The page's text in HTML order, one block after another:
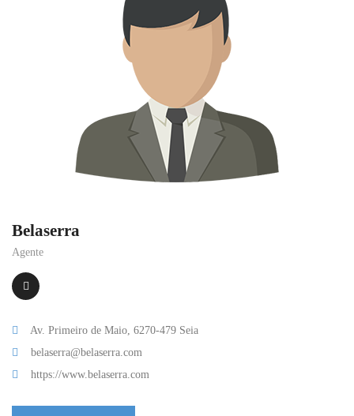
Belaserra
Agente
Av. Primeiro de Maio, 6270-479 Seia
belaserra@belaserra.com
https://www.belaserra.com